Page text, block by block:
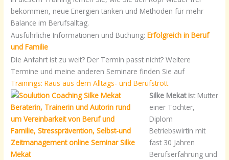
bekommen, neue Energien tanken und Methoden für mehr
Balance im Berufsalltag.
Ausführliche Informationen und Buchung:Erfolgreich in Beruf
und Familie
Die Anfahrt ist zu weit? Der Termin passt nicht? Weitere
Termine und meine anderen Seminare finden Sie auf
Trainings: Raus aus dem Alltags- und Berufstrott
Silke Mekat ist Mutter
einer Tochter,
Diplom
Betriebswirtin mit
fast 30 Jahren
Berufserfahrung und